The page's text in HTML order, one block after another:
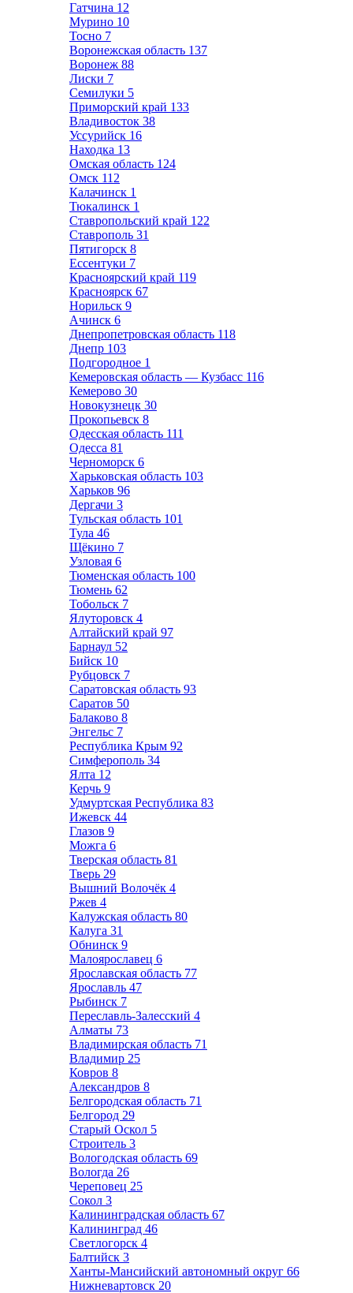
Гатчина 12
Мурино 10
Тосно 7
Воронежская область 137
Воронеж 88
Лиски 7
Семилуки 5
Приморский край 133
Владивосток 38
Уссурийск 16
Находка 13
Омская область 124
Омск 112
Калачинск 1
Тюкалинск 1
Ставропольский край 122
Ставрополь 31
Пятигорск 8
Ессентуки 7
Красноярский край 119
Красноярск 67
Норильск 9
Ачинск 6
Днепропетровская область 118
Днепр 103
Подгородное 1
Кемеровская область — Кузбасс 116
Кемерово 30
Новокузнецк 30
Прокопьевск 8
Одесская область 111
Одесса 81
Черноморск 6
Харьковская область 103
Харьков 96
Дергачи 3
Тульская область 101
Тула 46
Щёкино 7
Узловая 6
Тюменская область 100
Тюмень 62
Тобольск 7
Ялуторовск 4
Алтайский край 97
Барнаул 52
Бийск 10
Рубцовск 7
Саратовская область 93
Саратов 50
Балаково 8
Энгельс 7
Республика Крым 92
Симферополь 34
Ялта 12
Керчь 9
Удмуртская Республика 83
Ижевск 44
Глазов 9
Можга 6
Тверская область 81
Тверь 29
Вышний Волочёк 4
Ржев 4
Калужская область 80
Калуга 31
Обнинск 9
Малоярославец 6
Ярославская область 77
Ярославль 47
Рыбинск 7
Переславль-Залесский 4
Алматы 73
Владимирская область 71
Владимир 25
Ковров 8
Александров 8
Белгородская область 71
Белгород 29
Старый Оскол 5
Строитель 3
Вологодская область 69
Вологда 26
Череповец 25
Сокол 3
Калининградская область 67
Калининград 46
Светлогорск 4
Балтийск 3
Ханты-Мансийский автономный округ 66
Нижневартовск 20